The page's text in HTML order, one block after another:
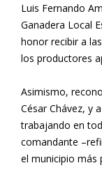
Luis Fernando
Ganadera Local
honor recibir a
los productores
Asimismo,
César Chávez, y
trabajando en
comandante
el municipio más